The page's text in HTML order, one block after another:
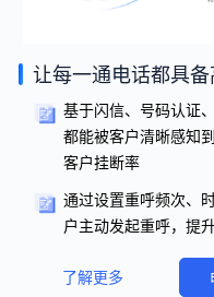
让每一通电话都具
基于闪信、号码认证
都能被客户清晰感知
客户挂断率
通过设置重呼频次、
户主动发起重呼，提
了解更多